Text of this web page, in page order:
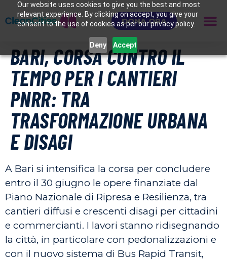
Our website uses cookies to give you the best and most
relevant experience. By clicking on accept, you give your
consent to the use of cookies as per our privacy policy.
Deny Accept
DONA ORA
BARI, CORSA CONTRO IL
TEMPO PER I CANTIERI
PNRR: TRA
TRASFORMAZIONE URBANA
E DISAGI
A Bari si intensifica la corsa per concludere
entro il 30 giugno le opere finanziate dal
Piano Nazionale di Ripresa e Resilienza, tra
cantieri diffusi e crescenti disagi per cittadini
e commercianti. I lavori stanno ridisegnando
la città, in particolare con pedonalizzazioni e
con il nuovo sistema di Bus Rapid Transit,